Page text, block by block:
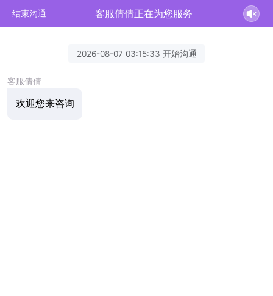
结束沟通 客服倩倩正在为您服务
2026-08-07 03:15:33 开始沟通
客服倩倩
欢迎您来咨询